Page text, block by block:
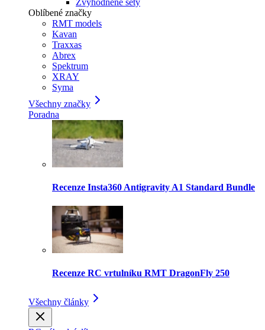
Zvýhodněné sety
Oblíbené značky
RMT models
Kavan
Traxxas
Abrex
Spektrum
XRAY
Syma
Všechny značky
Poradna
Recenze Insta360 Antigravity A1 Standard Bundle
Recenze RC vrtulníku RMT DragonFly 250
Všechny články